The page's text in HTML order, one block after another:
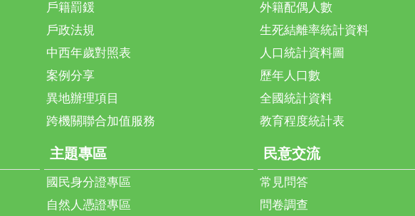
戶籍罰鍰
戶政法規
中西年歲對照表
案例分享
異地辦理項目
跨機關聯合加值服務
外籍配偶人數
生死結離率統計資料
人口統計資料圖
歷年人口數
全國統計資料
教育程度統計表
主題專區
國民身分證專區
自然人憑證專區
民意交流
常見問答
問卷調查